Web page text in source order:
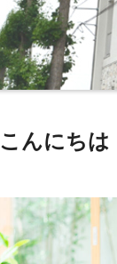
こんにちは